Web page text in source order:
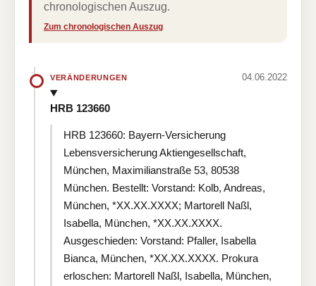
chronologischen Auszug.
Zum chronologischen Auszug
VERÄNDERUNGEN 04.06.2022
HRB 123660
HRB 123660: Bayern-Versicherung
Lebensversicherung Aktiengesellschaft,
München, Maximilianstraße 53, 80538
München. Bestellt: Vorstand: Kolb, Andreas,
München, *XX.XX.XXXX; Martorell Naßl,
Isabella, München, *XX.XX.XXXX.
Ausgeschieden: Vorstand: Pfaller, Isabella
Bianca, München, *XX.XX.XXXX. Prokura
erloschen: Martorell Naßl, Isabella, München,